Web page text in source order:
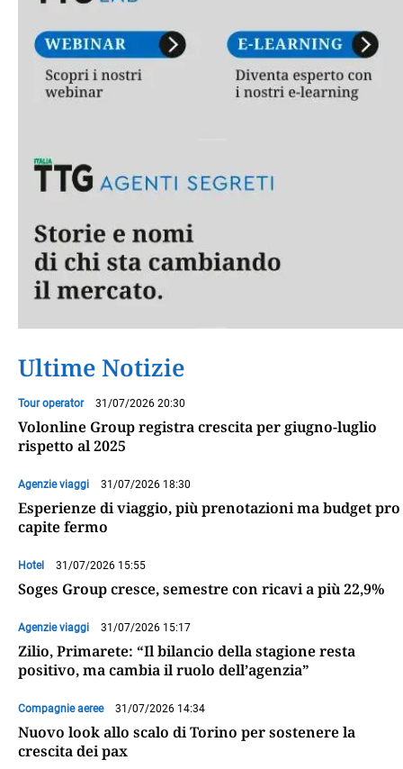
Ultime Notizie
Tour operator 31/07/2026 20:30
Volonline Group registra crescita per giugno-luglio
rispetto al 2025
Agenzie viaggi 31/07/2026 18:30
Esperienze di viaggio, più prenotazioni ma budget pro
capite fermo
Hotel 31/07/2026 15:55
Soges Group cresce, semestre con ricavi a più 22,9%
Agenzie viaggi 31/07/2026 15:17
Zilio, Primarete: “Il bilancio della stagione resta
positivo, ma cambia il ruolo dell’agenzia”
Compagnie aeree 31/07/2026 14:34
Nuovo look allo scalo di Torino per sostenere la
crescita dei pax